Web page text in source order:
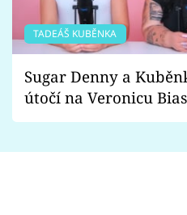
TADEÁŠ KUBĚNKA
Sugar Denny a
útočí na Veronicu
Proč je podle nich